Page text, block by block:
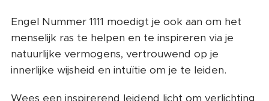
Engel Nummer 1111 moedigt je ook aan om het
menselijk ras te helpen en te inspireren via je
natuurlijke vermogens, vertrouwend op je
innerlijke wijsheid en intuïtie om je te leiden.
Wees een inspirerend leidend licht om verlichting